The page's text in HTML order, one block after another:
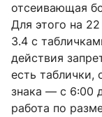
отсеивающая
Для этого на
3.4 с
действия
есть таблички,
знака — с 6:00
работа по